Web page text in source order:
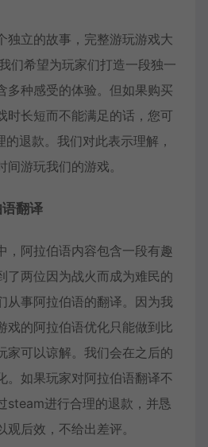
独立的故事，完整游玩游戏大
们希望为玩家们打造一段独一
多种感受的体验。但如果购买
时长短而不能满足的话，您可
退款。我们对此表示理解，
游玩我们的游戏。
翻译
，阿拉伯语内容包含一段有趣
了两位因为战火而成为难民的
从事阿拉伯语的翻译。因为我
戏的阿拉伯语优化只能做到比
家可以谅解。我们会在之后的
。如果玩家对阿拉伯语翻译不
steam进行合理的退款，并恳
后效，不给出差评。